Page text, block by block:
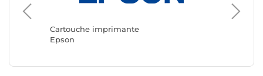
Cartouche imprimante
Epson
Canon